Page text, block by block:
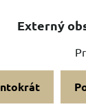
Externý